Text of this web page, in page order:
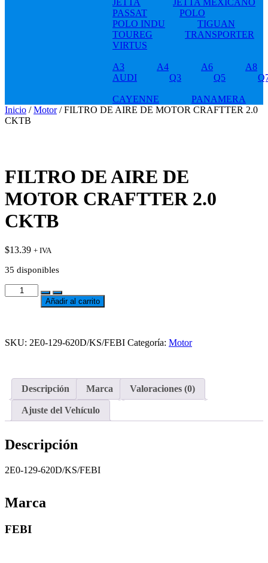
JETTA
JETTA MEXICANO
PASSAT
POLO
POLO INDU
TIGUAN
TOUREG
TRANSPORTER
VIRTUS
A3 A4 A6
A8
AUDI
Q3 Q5
CAYENNE
PANAMERA
Inicio /Motor/ FILTRO DE AIRE DE MOTOR CRAFTTER 2.0
CKTB
FILTRO DE AIRE DE
MOTOR CRAFTTER 2.0
CKTB
$13.39 + IVA
35 disponibles
FILTRO
DE
CRAFTTER
Añadir al carrito
to
SKU: 2E0-129-620D/KS/FEBI Categoría: Motor
Descripción Marca Valoraciones (0)
Ajuste del Vehículo
Descripción
2E0-129-620D/KS/FEBI
Marca
FEBI